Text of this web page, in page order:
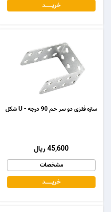
خریـــــــد
سازه فلزی دو سر خم 90 درجه - U شکل
45,600 ریال
مشخصات
خریـــــــد